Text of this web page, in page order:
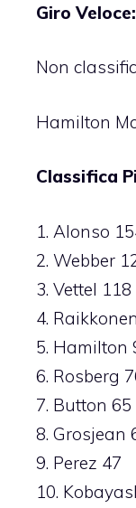
Giro Veloce:
Non
Hamilton
Classifica
1. Alonso
2. Webber
3. Vettel 118
4.
5. Hamilton
6. Rosberg
7. Button 65
8. Grosjean
9. Perez 47
10.